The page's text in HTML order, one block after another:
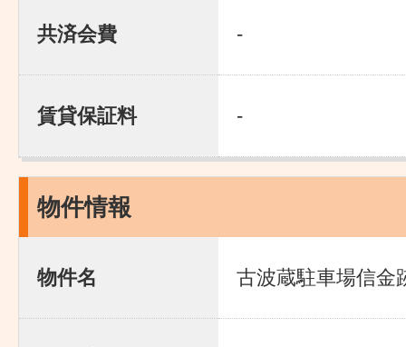
共済会費 -
賃貸保証料 -
物件情報
物件名 古波蔵駐車場信金